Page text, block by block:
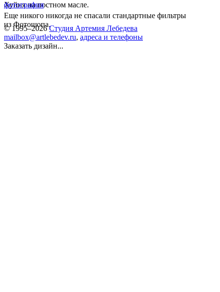
Хуйня на постном масле.
Еще никого никогда не спасали стандартные фильтры
из Фотошопа.
фотография
© 1995–2026 Студия Артемия Лебедева
mailbox@artlebedev.ru, адреса и телефоны
Заказать дизайн...